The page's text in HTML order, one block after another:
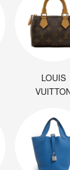
LOUIS